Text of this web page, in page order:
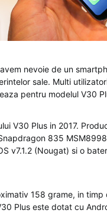
nevoie de un
sale. Multi
pentru modelul V30
V30 Plus in 2017.
835
v7.1.2 (Nougat) si o
158 grame, in
Plus este dotat cu